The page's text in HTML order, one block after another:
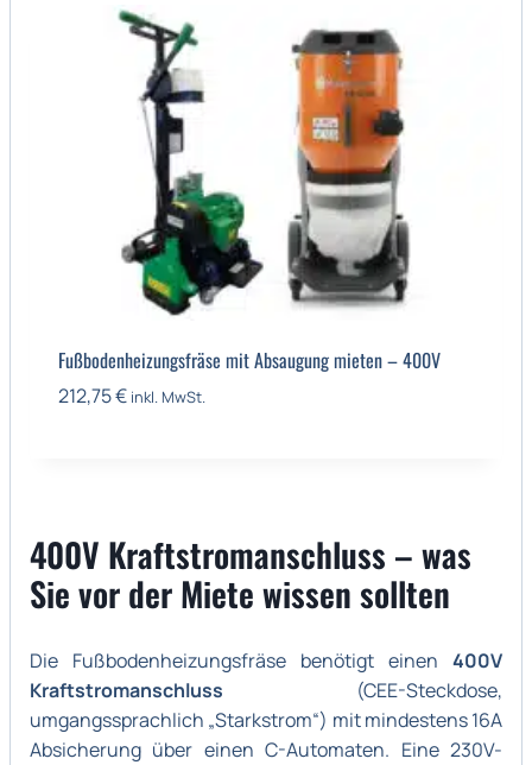
Fußbodenheizungsfräse mit Absaugung mieten – 400V
212,75€ inkl. MwSt.
400V Kraftstromanschluss – was
Sie vor der Miete wissen sollten
Die Fußbodenheizungsfräse benötigt einen 400V
Kraftstromanschluss (CEE-Steckdose,
umgangssprachlich „Starkstrom“) mit mindestens 16A
Absicherung über einen C-Automaten. Eine 230V-